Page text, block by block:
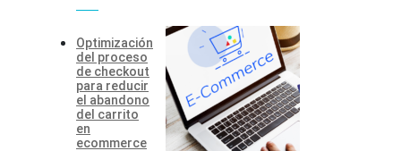
Optimización
del proceso
de checkout
para reducir
el abandono
del carrito
en
ecommerce